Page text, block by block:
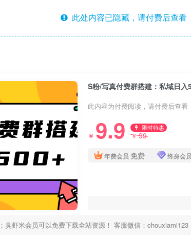
此处内容已隐藏，请付费后查看
S粉/写真付费群搭建：私域日入
此内容为付费阅读，请付费后查看
￥ 9.9 限时特惠
￥99
年费会员 免费 终身会员
臭虾米会员可以免费下载全站资源！ 客服微信：chouxiami123